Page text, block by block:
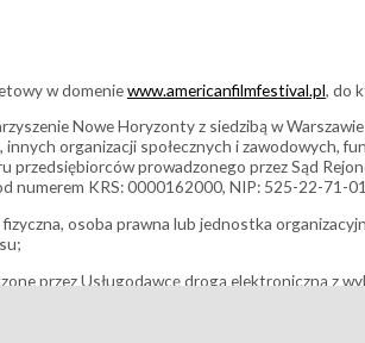
w domeniewww.americanfilmfestival.pl, do
Nowe Horyzonty z siedzibą w
organizacji społecznych i zawodowych,
przedsiębiorców prowadzonego przez Sąd
numerem KRS: 0000162000, NIP: 525-22-71-
osoba prawna lub jednostka
przez Usługodawcę drogą elektroniczną z